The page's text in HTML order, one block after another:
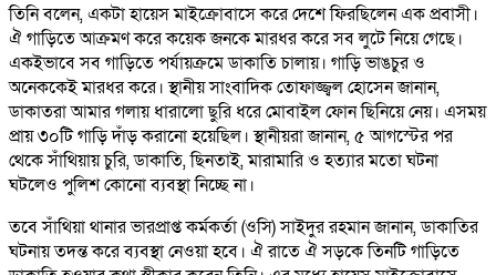
তিনি বলেন, একটা হায়েস মাইক্রোবাসে করে দেশে ফিরছিলেন এক প্রবাসী।
ঐ গাড়িতে আক্রমণ করে কয়েক জনকে মারধর করে সব লুটে নিয়ে গেছে।
একইভাবে সব গাড়িতে পর্যায়ক্রমে ডাকাতি চালায়। গাড়ি ভাঙচুর ও
অনেককেই মারধর করে। স্থানীয় সাংবাদিক তোফাজ্জ্বল হোসেন জানান,
ডাকাতরা আমার গলায় ধারালো ছুরি ধরে মোবাইল ফোন ছিনিয়ে নেয়। এসময়
প্রায় ৩০টি গাড়ি দাঁড় করানো হয়েছিল। স্থানীয়রা জানান, ৫ আগস্টের পর
থেকে সাঁথিয়ায় চুরি, ডাকাতি, ছিনতাই, মারামারি ও হত্যার মতো ঘটনা
ঘটলেও পুলিশ কোনো ব্যবস্থা নিচ্ছে না।
তবে সাঁথিয়া থানার ভারপ্রাপ্ত কর্মকর্তা (ওসি) সাইদুর রহমান জানান, ডাকাতির
ঘটনায় তদন্ত করে ব্যবস্থা নেওয়া হবে। ঐ রাতে ঐ সড়কে তিনটি গাড়িতে